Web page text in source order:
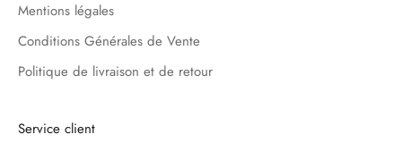
Mentions légales
Conditions Générales de Vente
Politique de livraison et de retour
Service client